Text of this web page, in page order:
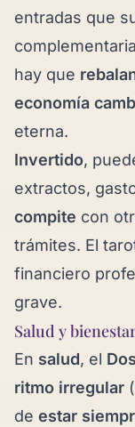
entradas que
hay que
economía
eterna.
Invertido,
extractos,
compite con
trámites. El
financiero
grave.
Salud y
En salud, el
ritmo irregular
de estar